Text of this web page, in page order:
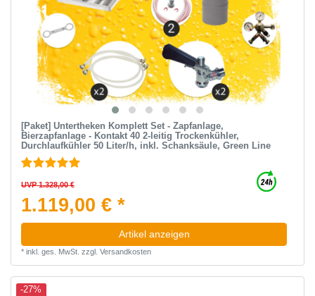
[Paket] Untertheken Komplett Set - Zapfanlage,
Bierzapfanlage - Kontakt 40 2-leitig Trockenkühler,
Durchlaufkühler 50 Liter/h, inkl. Schanksäule, Green Line
UVP 1.328,00 €
1.119,00 € *
Artikel anzeigen
* inkl. ges. MwSt. zzgl. Versandkosten
-27%